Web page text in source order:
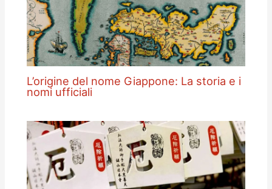
L’origine del nome Giappone: La storia e i
nomi ufficiali